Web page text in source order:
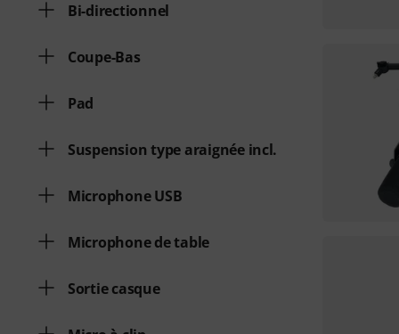
Bi-directionnel
Coupe-Bas
Pad
Suspension type araignée incl.
Microphone USB
Microphone de table
Sortie casque